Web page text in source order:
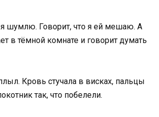
я шумлю. Говорит, что я ей мешаю. А
в тёмной комнате и говорит думать
Кровь стучала в висках, пальцы
так, что побелели.